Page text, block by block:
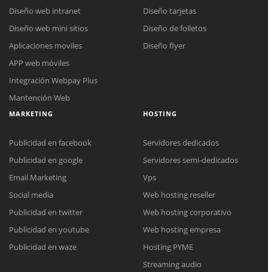
Reunión online
Meet para la reunión online.
Cotización
Chat Online
Todos nuestros ejecutivos están fuera de línea. Complete el formulario
Diseño web intranet
Diseño web mini sitios
Aplicaciones moviles
APP web móviles
Integración Webpay Plus
Mantención Web
Diseño tarjetas
Diseño de folletos
Diseño flyer
MARKETING
Publicidad en facebook
Publicidad en google
Email Marketing
Social media
Publicidad en twitter
Publicidad en youtube
Publicidad en waze
HOSTING
Servidores dedicados
Servidores semi-dedicados
Vps
Web hosting reseller
Web hosting corporativo
Web hosting empresa
Hosting PYME
Streaming audio